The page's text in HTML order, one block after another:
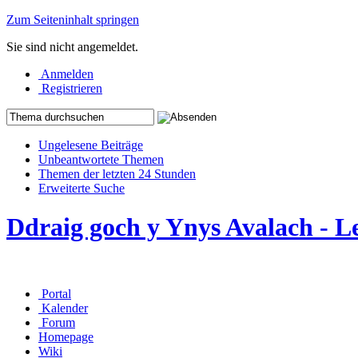
Zum Seiteninhalt springen
Sie sind nicht angemeldet.
Anmelden
Registrieren
Ungelesene Beiträge
Unbeantwortete Themen
Themen der letzten 24 Stunden
Erweiterte Suche
Ddraig goch y Ynys Avalach -
Portal
Kalender
Forum
Homepage
Wiki